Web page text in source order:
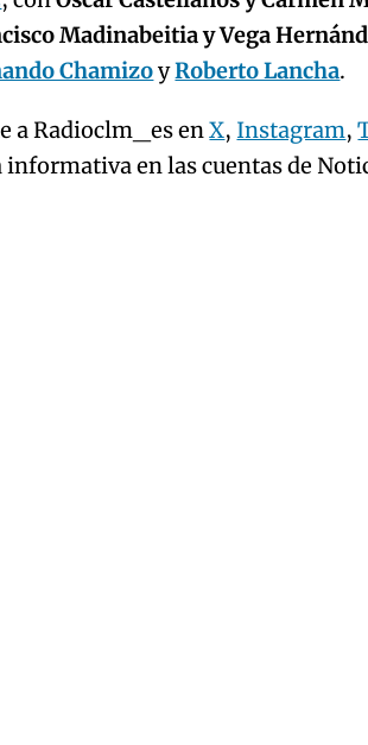
Madinabeitia y Vega
ChamizoyRoberto Lancha.
a Radioclm_es enX, Instagram,
informativa en las cuentas de